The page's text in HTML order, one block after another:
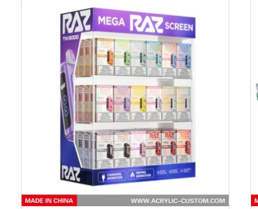
humidor retendrá la humedad
mucho mejor que cualquier
humidor de madera. Este es el
humidor acrílico perfecto para
principiantes o fumadores
experimentados.